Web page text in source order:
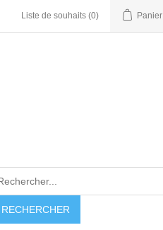
Liste de souhaits (0) Panier
RECHERCHER